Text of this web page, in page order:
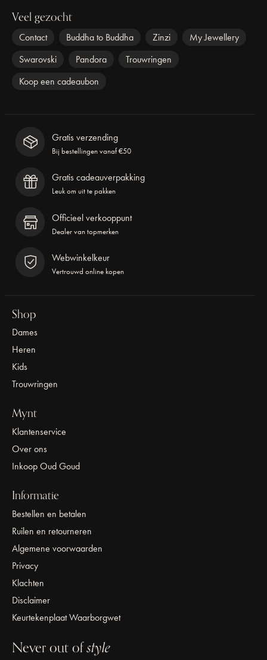
Veel gezocht
Contact Buddha to Buddha Zinzi
My Jewellery
Swarovski
Pandora
Trouwringen
Koop een cadeaubon
Gratis verzending
Bij bestellingen vanaf €50
Gratis cadeauverpakking
Leuk om uit te pakken
Officieel verkooppunt
Dealer van topmerken
Webwinkelkeur
Vertrouwd online kopen
Shop
Dames
Heren
Kids
Trouwringen
Mynt
Klantenservice
Over ons
Inkoop Oud Goud
Informatie
Bestellen en betalen
Ruilen en retourneren
Algemene voorwaarden
Privacy
Klachten
Disclaimer
Keurtekenplaat Waarborgwet
Never out ofstyle